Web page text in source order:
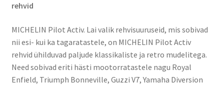
rehvid
MICHELIN Pilot Activ. Lai valik rehvisuuruseid, mis sobivad
nii esi- kui ka tagaratastele, on MICHELIN Pilot Activ
rehvid ühilduvad paljude klassikaliste ja retro mudelitega.
Need sobivad eriti hästi mootorratastele nagu Royal
Enfield, Triumph Bonneville, Guzzi V7, Yamaha Diversion